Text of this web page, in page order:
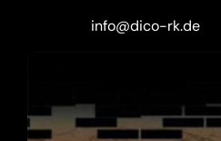
info@dico-rk.de